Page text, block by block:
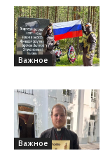
Важное
Важное